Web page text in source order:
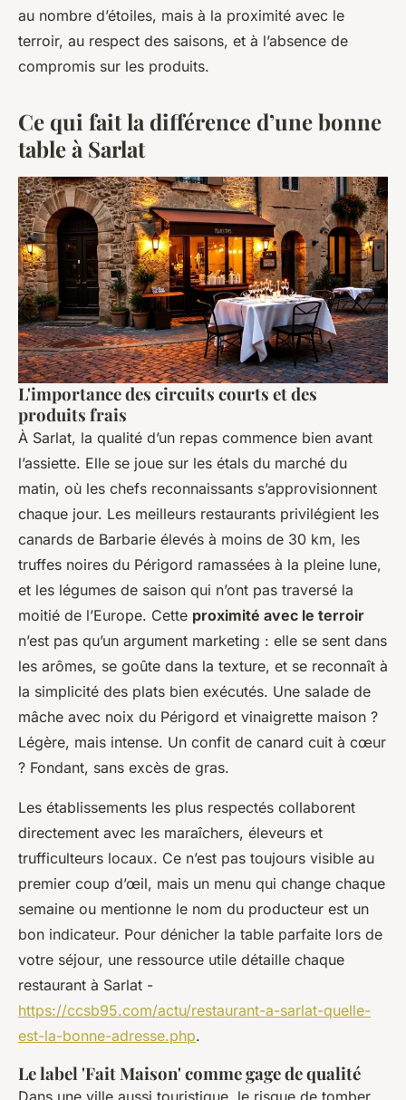
au nombre d’étoiles, mais à la proximité avec le
terroir, au respect des saisons, et à l’absence de
compromis sur les produits.
Ce qui fait la différence d’une bonne
table à Sarlat
L'importance des circuits courts et des
produits frais
À Sarlat, la qualité d’un repas commence bien avant
l’assiette. Elle se joue sur les étals du marché du
matin, où les chefs reconnaissants s’approvisionnent
chaque jour. Les meilleurs restaurants privilégient les
canards de Barbarie élevés à moins de 30 km, les
truffes noires du Périgord ramassées à la pleine lune,
et les légumes de saison qui n’ont pas traversé la
moitié de l’Europe. Cette proximité avec le terroir
n’est pas qu’un argument marketing : elle se sent dans
les arômes, se goûte dans la texture, et se reconnaît à
la simplicité des plats bien exécutés. Une salade de
mâche avec noix du Périgord et vinaigrette maison ?
Légère, mais intense. Un confit de canard cuit à cœur
? Fondant, sans excès de gras.
Les établissements les plus respectés collaborent
directement avec les maraîchers, éleveurs et
trufficulteurs locaux. Ce n’est pas toujours visible au
premier coup d’œil, mais un menu qui change chaque
semaine ou mentionne le nom du producteur est un
bon indicateur. Pour dénicher la table parfaite lors de
votre séjour, une ressource utile détaille chaque
restaurant à Sarlat -
https://ccsb95.com/actu/restaurant-a-sarlat-quelle-
est-la-bonne-adresse.php.
Le label 'Fait Maison' comme gage de qualité